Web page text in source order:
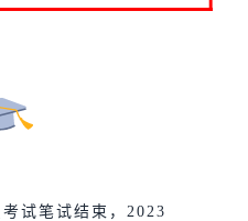
试笔试结束，2023